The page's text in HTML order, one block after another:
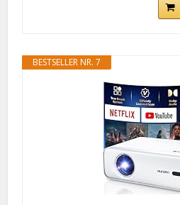
BESTSELLER NR. 7